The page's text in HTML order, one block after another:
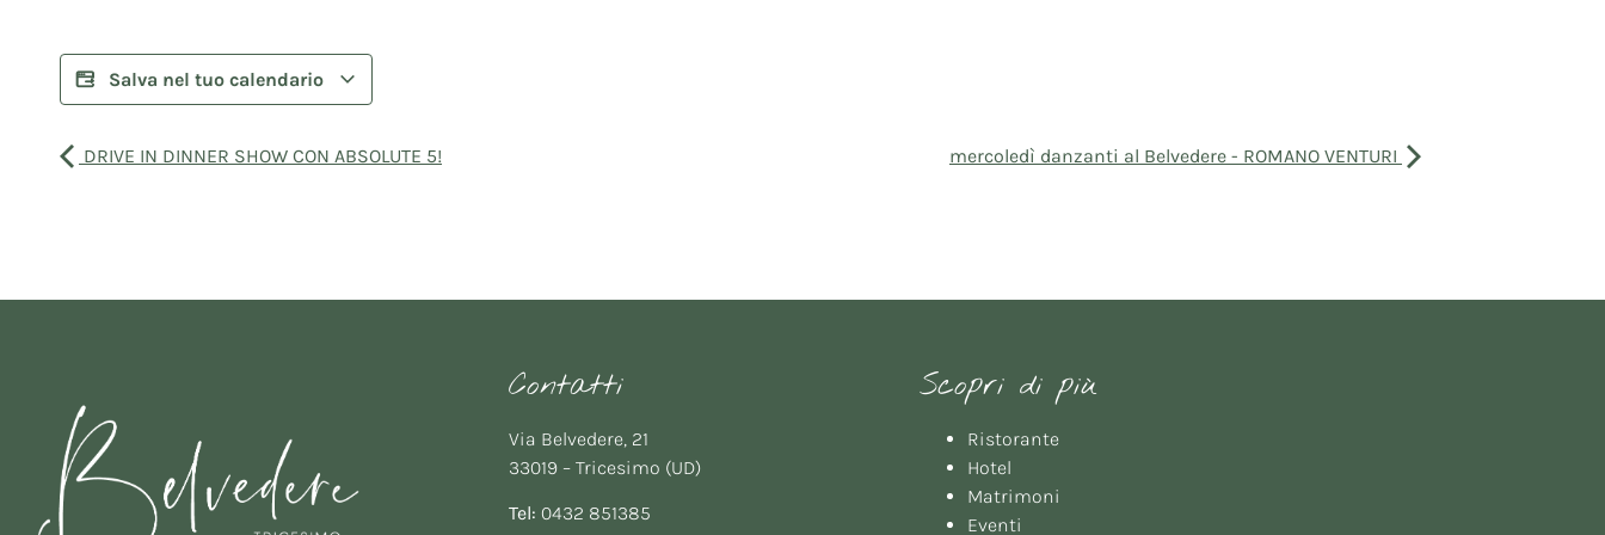
Salva nel tuo calendario
DRIVE IN DINNER SHOW CON ABSOLUTE 5! mercoledì danzanti al Belvedere - ROMANO VENTURI
Contatti
Via Belvedere, 21
33019 – Tricesimo (UD)
Tel: 0432 851385
Scopri di più
Ristorante
Hotel
Matrimoni
Eventi